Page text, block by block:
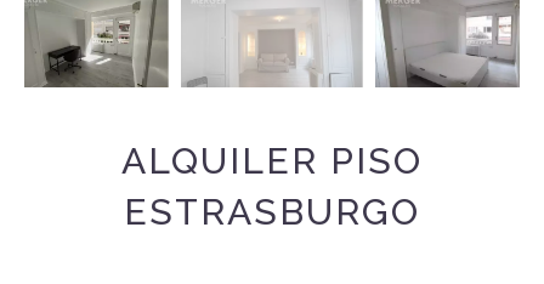
ALQUILER PISO
ESTRASBURGO